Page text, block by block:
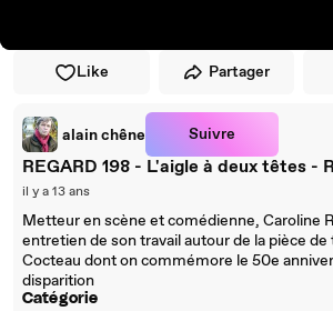
Like Partager
alain chêne Suivre
REGARD 198 - L'aigle à deux têtes -
il y a 13 ans
Metteur en scène et comédienne, Caroline
entretien de son travail autour de la pièce de
Cocteau dont on commémore le 50e
disparition
Catégorie